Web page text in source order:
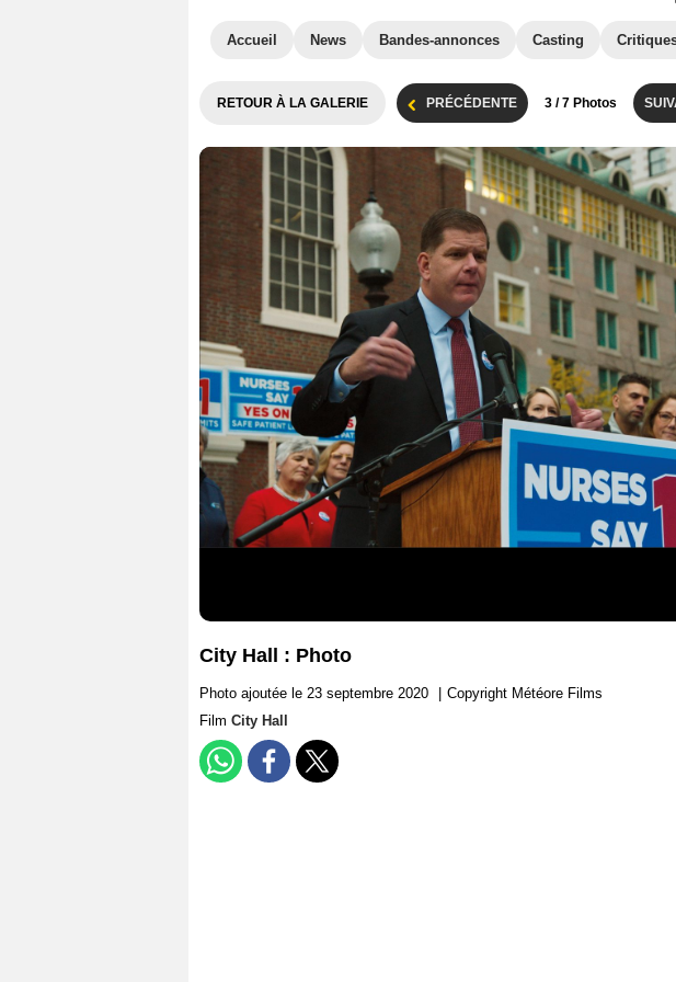
Accueil News Bandes-annonces Casting
RETOUR À LA GALERIE PRÉCÉDENTE 3 / 7 Photos
City Hall : Photo
Photo ajoutée le 23 septembre 2020
Copyright Météore Films
Film City Hall